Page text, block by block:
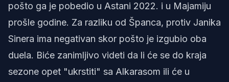
pošto ga je pobedio u Astani 2022. i u Majamiju
prošle godine. Za razliku od Španca, protiv Janika
Sinera ima negativan skor pošto je izgubio oba
duela. Biće zanimljivo videti da li će se do kraja
sezone opet "ukrstiti" sa Alkarasom ili će u